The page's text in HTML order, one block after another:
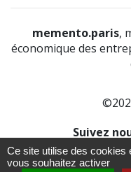
memento.paris,
économique des
Suivez
À propos-Notice
Ce site utilise des cookies
vous souhaitez activer